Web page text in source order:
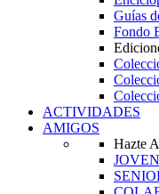
Guías
Fondo
ACTIVIDADES
AMIGOS
Hazte
JOVEN